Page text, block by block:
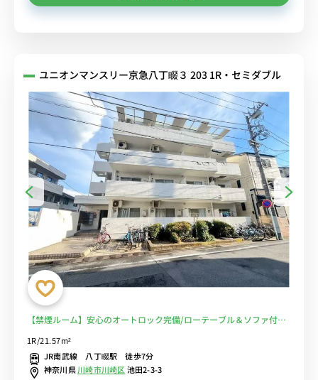
ユニオンマンスリー京急八丁畷３ 203 1R・セミダブル
【禁煙ルーム】安心のオートロック完備/ローテーブル＆ソファ付き
の快適なお部屋/ 南武線や京急線など２路線利用可■選べるWi-Fi格安
レンタル中！
1R/21.57m²
JR南武線 八丁畷駅 徒歩7分
神奈川県川崎市川崎区池田2-3-3